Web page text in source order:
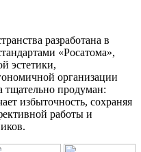
разработана в
«Росатома»,
эстетики,
организации
тщательно продуман:
избыточность, сохраняя
работы и